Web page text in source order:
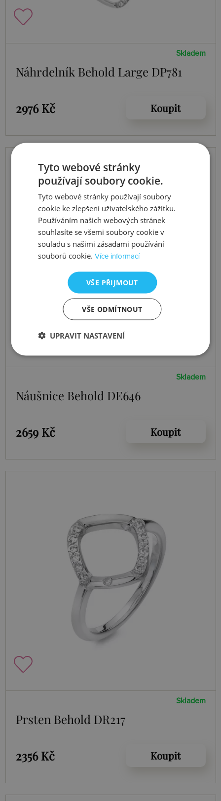
Skladem
Náhrdelník Behold Large DP781
2976 Kč Koupit
Skladem
Náušnice Behold DE646
2659 Kč Koupit
Skladem
Prsten Behold DR217
2356 Kč Koupit
Tyto webové stránky
používají soubory cookie.
Tyto webové stránky používají soubory
cookie ke zlepšení uživatelského zážitku.
Používáním našich webových stránek
souhlasíte se všemi soubory cookie v
souladu s našimi zásadami používání
souborů cookie.Více informací
VŠE PŘIJMOUT
VŠE ODMÍTNOUT
UPRAVIT NASTAVENÍ